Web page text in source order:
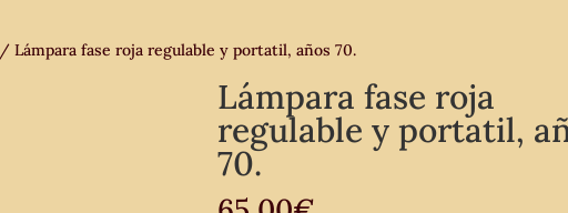
/ Lámpara fase roja regulable y portatil, años 70.
Lámpara fase roja
regulable y portatil,
70.